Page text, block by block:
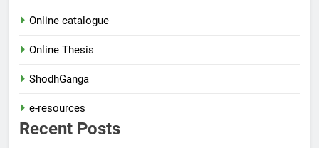
Online catalogue
Online Thesis
ShodhGanga
e-resources
Recent Posts